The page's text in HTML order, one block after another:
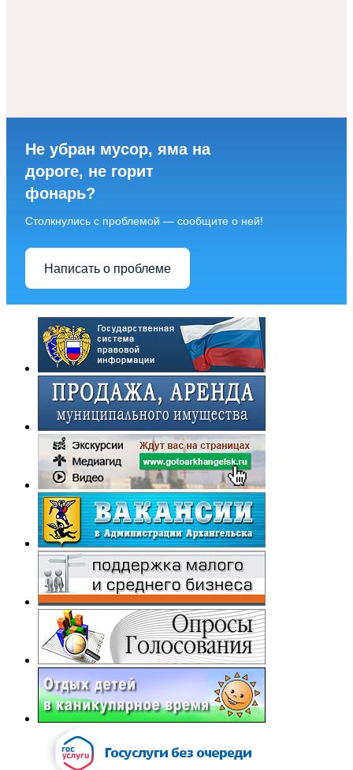
Не убран мусор, яма на
дороге, не горит
фонарь?
Столкнулись с проблемой — сообщите о ней!
Написать о проблеме